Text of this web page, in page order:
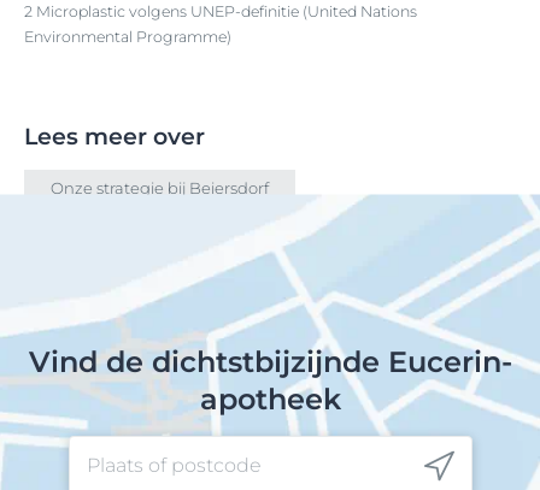
2 Microplastic volgens UNEP-definitie (United Nations
Environmental Programme)
Lees meer over
Onze strategie bij Beiersdorf
Vind de dichtstbijzijnde Eucerin-
apotheek